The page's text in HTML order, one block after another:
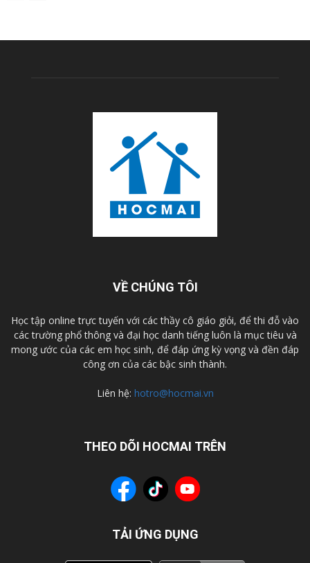
VỀ CHÚNG TÔI
Học tập online trực tuyến với các thầy cô giáo giỏi, để thi đỗ vào
các trường phổ thông và đại học danh tiếng luôn là mục tiêu và
mong ước của các em học sinh, để đáp ứng kỳ vọng và đền đáp
công ơn của các bậc sinh thành.
Liên hệ: hotro@hocmai.vn
THEO DÕI HOCMAI TRÊN
TẢI ỨNG DỤNG